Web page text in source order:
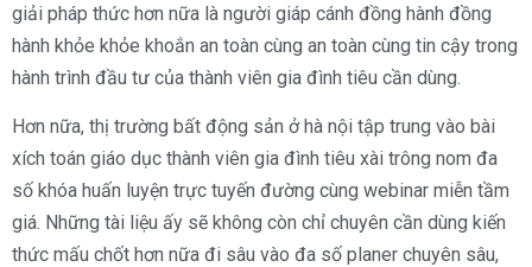
giải pháp thức hơn nữa là người giáp cánh đồng hành đồng
hành khỏe khỏe khoắn an toàn cùng an toàn cùng tin cậy trong
hành trình đầu tư của thành viên gia đình tiêu cần dùng.
Hơn nữa, thị trường bất động sản ở hà nội tập trung vào bài
xích toán giáo dục thành viên gia đình tiêu xài trông nom đa
số khóa huấn luyện trực tuyến đường cùng webinar miễn tầm
giá. Những tài liệu ấy sẽ không còn chỉ chuyên cần dùng kiến
thức mấu chốt hơn nữa đi sâu vào đa số planer chuyên sâu,